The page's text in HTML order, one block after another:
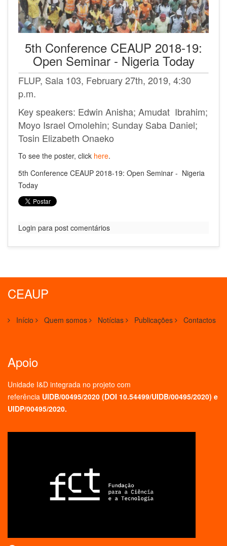
5th Conference CEAUP 2018-19:
Open Seminar - Nigeria Today
FLUP, Sala 103, February 27th, 2019, 4:30
p.m.
Keyspeakers: Edwin Anisha; Amudat Ibrahim;
Moyo Israel Omolehin; Sunday Saba Daniel;
Tosin Elizabeth Onaeko
To see the poster, click here.
5th Conference CEAUP 2018-19: Open Seminar - Nigeria
Today
Login para post comentários
CEAUP
Início Quem somos Notícias Publicações Contactos
Apoio
Unidade I&D integrada no projeto com
referência UIDB/00495/2020 (DOI 10.54499/UIDB/00495/2020) e
UIDP/00495/2020.